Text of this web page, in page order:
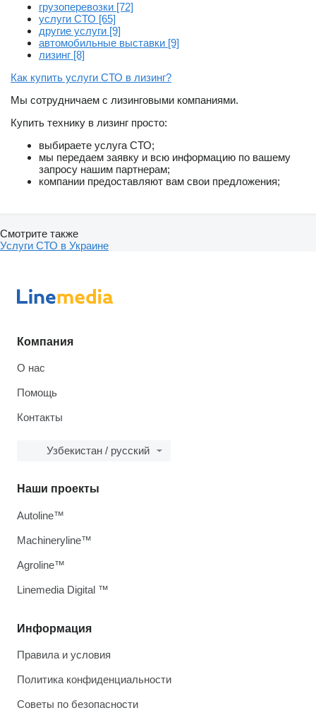
грузоперевозки [72]
услуги СТО [65]
другие услуги [9]
автомобильные выставки [9]
лизинг [8]
Как купить услуги СТО в лизинг?
Мы сотрудничаем с лизинговыми компаниями.
Купить технику в лизинг просто:
выбираете услуга СТО;
мы передаем заявку и всю информацию по вашему
запросу нашим партнерам;
компании предоставляют вам свои предложения;
Смотрите также
Услуги СТО в Украине
Компания
О нас
Помощь
Контакты
Узбекистан / русский
Информация
Правила и условия
Политика конфиденциальности
Советы по безопасности
Наши проекты
Autoline™
Machineryline™
Agroline™
Linemedia Digital ™